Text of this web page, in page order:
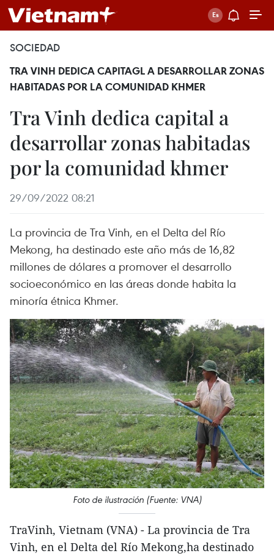
SOCIEDAD
TRA VINH DEDICA CAPITAGL A DESARROLLAR ZONAS
HABITADAS POR LA COMUNIDAD KHMER
Tra Vinh dedica capital a
desarrollar zonas habitadas
por la comunidad khmer
29/09/2022 08:21
La provincia de Tra Vinh, en el Delta del Río
Mekong, ha destinado este año más de 16,82
millones de dólares a promover el desarrollo
socioeconómico en las áreas donde habita la
minoría étnica Khmer.
Foto de ilustración (Fuente: VNA)
TraVinh, Vietnam (VNA) - La provincia de Tra
Vinh, en el Delta del Río Mekong,ha destinado